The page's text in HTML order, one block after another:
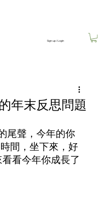
Sign-up / Login
年末反思問題
尾聲，今年的你
間，坐下來，好
看今年你成長了